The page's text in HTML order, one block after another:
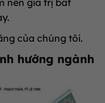
của chúng tôi.
hướng ngành